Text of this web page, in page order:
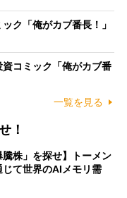
ク「俺がカブ番長！」
コミック「俺がカブ番
一覧を見る
！
騰株」を探せ】トーメン
て世界のAIメモリ需